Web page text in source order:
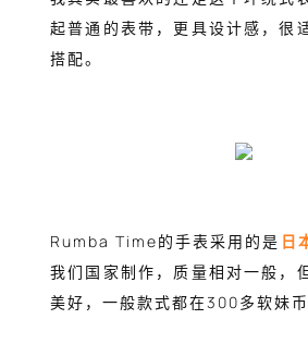
起普通的表带，更具设计感，很
搭配。
Rumba Time的手表采用的是 日
我们国家制作，质量相对一般，
美好，一般款式都在300多软妹币